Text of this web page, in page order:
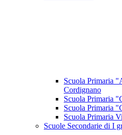
Scuola Primaria
Cordignano
Scuola Primaria
Scuola Primaria
Scuola Primaria
Scuole Secondarie di I